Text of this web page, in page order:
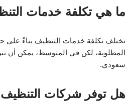
ما هي تكلفة خدمات
تختلف تكلفة خدمات التنظيف بناءً على
سعودي.
هل توفر شركات التنظيف